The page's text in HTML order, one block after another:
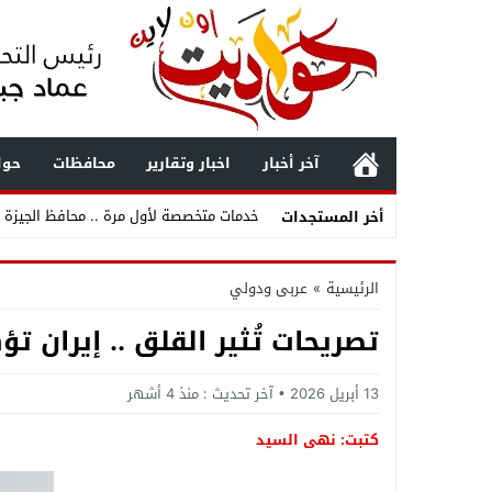
آخر أخبار اخبار وتقارير محافظات
أخر المستجدات
خدمات متخصصة لأول مرة .. محافظ الجيزة
ثقة متجددة واستكمال لمسيرة العطاء ..
ثقة مستحقة وترقية تليق بالكفاءات ..
حركة مباحث الجيزة 2026 .. تغييرات واسعة وتصعيد قيادات شابة وتجديد الثقة في أصحاب الإنجازات
بعد زلزال الفجر .. أول تحرك عاجل من
بعد زلزال الفجر .. البحوث الفلكية تكشف
الرئيسية » عربى ودولي
تصريحات تُثير القلق .. إيران
13 أبريل 2026 آخر تحديث : منذ 4 أشهر
كتبت: نهى السيد